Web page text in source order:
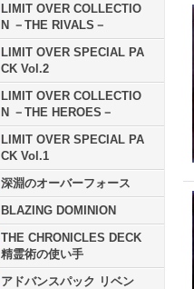
LIMIT OVER COLLECTIO
N －THE RIVALS－
LIMIT OVER SPECIAL PA
CK Vol.2
LIMIT OVER COLLECTIO
N －THE HEROES－
LIMIT OVER SPECIAL PA
CK Vol.1
深淵のオーバーフォース
BLAZING DOMINION
THE CHRONICLES DECK
精霊術の使い手
アドバンスパック リベン